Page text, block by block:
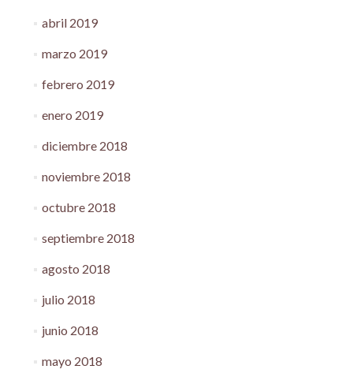
abril 2019
marzo 2019
febrero 2019
enero 2019
diciembre 2018
noviembre 2018
octubre 2018
septiembre 2018
agosto 2018
julio 2018
junio 2018
mayo 2018